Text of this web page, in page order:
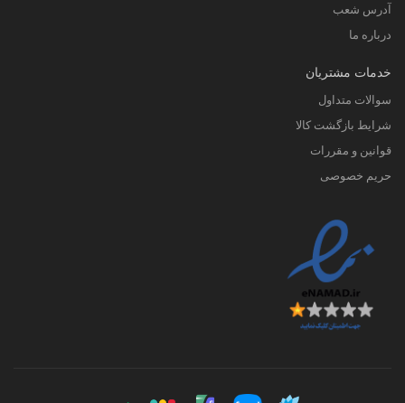
آدرس شعب
درباره ما
خدمات مشتریان
سوالات متداول
شرایط بازگشت کالا
قوانین و مقررات
حریم خصوصی